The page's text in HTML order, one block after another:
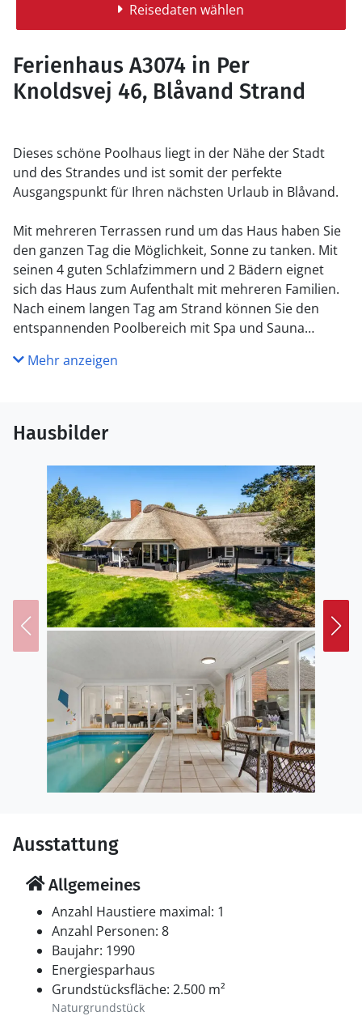
Reisedaten wählen
Ferienhaus A3074 in Per
Knoldsvej 46, Blåvand Strand
Dieses schöne Poolhaus liegt in der Nähe der Stadt
und des Strandes und ist somit der perfekte
Ausgangspunkt für Ihren nächsten Urlaub in Blåvand.
Mit mehreren Terrassen rund um das Haus haben Sie
den ganzen Tag die Möglichkeit, Sonne zu tanken. Mit
seinen 4 guten Schlafzimmern und 2 Bädern eignet
sich das Haus zum Aufenthalt mit mehreren Familien.
Nach einem langen Tag am Strand können Sie den
entspannenden Poolbereich mit Spa und Sauna
Sie Ihre Mitreisenden beim Tischtennis heraus, eine
Blåvand ist umgeben von einem postkartenschönen
Naturgebiet mit beeindruckenden, großen
Dünenformationen vor dem fast endlosen Sandstrand.
Das Hinterland besteht aus großen, ungestörten
Gebieten mit offener Natur, Heide und Wald.
Das Aktivitätszentrum Blåvand bietet eine Vielzahl von
Aktivitäten. z.B. Tennis, Squash, Badminton,
Tischtennis, Spielautomaten und Beachvolleyball.
Mehr anzeigen
Hausbilder
Ausstattung
Allgemeines
Anzahl Haustiere maximal: 1
Anzahl Personen: 8
Baujahr: 1990
Energiesparhaus
Grundstücksfläche: 2.500 m²
Naturgrundstück